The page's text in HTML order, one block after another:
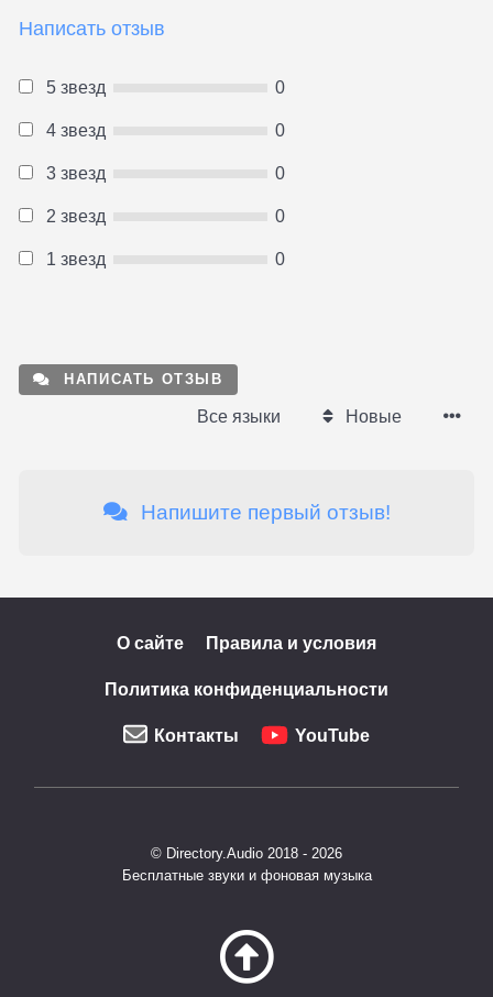
Написать отзыв
5 звезд 0
4 звезд 0
3 звезд 0
2 звезд 0
1 звезд 0
НАПИСАТЬ ОТЗЫВ
Все языки Новые
Напишите первый отзыв!
О сайте Правила и условия
Политика конфиденциальности
Контакты YouTube
© Directory.Audio 2018 - 2026
Бесплатные звуки и фоновая музыка